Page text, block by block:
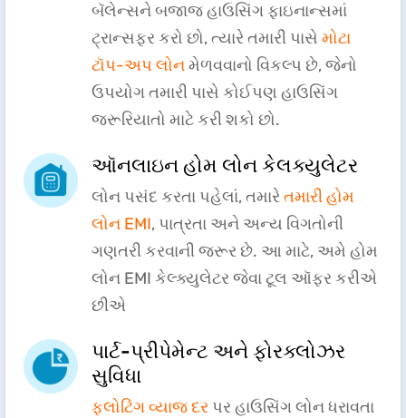
બૅલેન્સને બજાજ હાઉસિંગ ફાઇનાન્સમાં
ટ્રાન્સફર કરો છો, ત્યારે તમારી પાસે મોટા
ટૉપ-અપ લોનમેળવવાનો વિકલ્પ છે, જેનો
ઉપયોગ તમારી પાસે કોઈપણ હાઉસિંગ
જરૂરિયાતો માટે કરી શકો છો.
ઑનલાઇન હોમ લોન કેલક્યુલેટર
લોન પસંદ કરતા પહેલાં, તમારેતમારી હોમ
લોન EMI, પાત્રતા અને અન્ય વિગતોની
ગણતરી કરવાની જરૂર છે. આ માટે, અમે હોમ
લોન EMI કેલ્ક્યુલેટર જેવા ટૂલ ઑફર કરીએ
છીએ​​​​​
પાર્ટ-પ્રીપેમેન્ટ અને ફોરક્લોઝર
સુવિધા
ફ્લોટિંગ વ્યાજ દર પર હાઉસિંગ લોન ધરાવતા